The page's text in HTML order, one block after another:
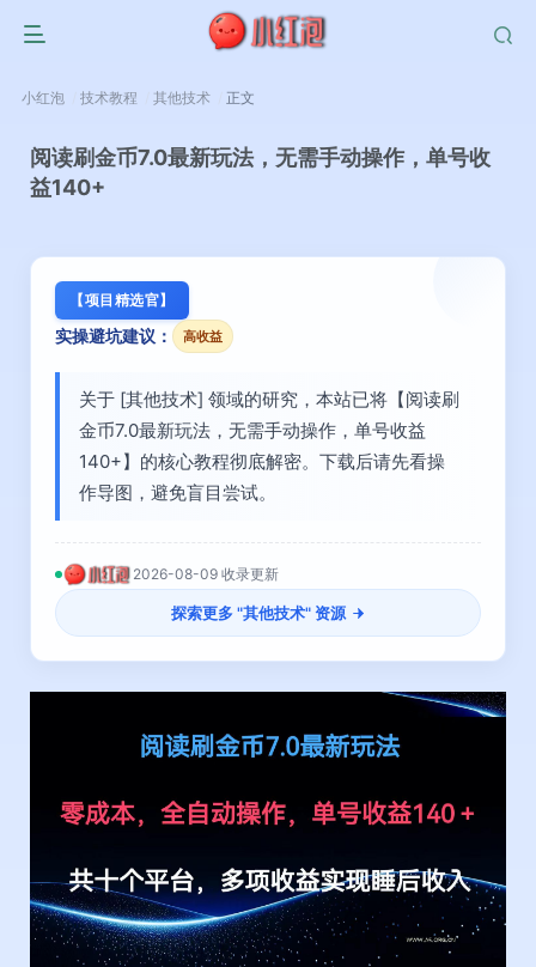
小红泡 技术教程 其他技术 正文
阅读刷金币7.0最新玩法，无需手动操作，单号收
益140+
【项目精选官】
实操避坑建议： 高收益
关于 [其他技术] 领域的研究，本站已将【阅读刷
金币7.0最新玩法，无需手动操作，单号收益
140+】的核心教程彻底解密。下载后请先看操
作导图，避免盲目尝试。
2026-08-09 收录更新
探索更多 "其他技术" 资源